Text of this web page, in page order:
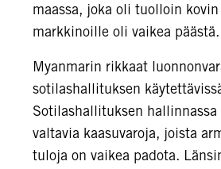
maassa, joka oli tuolloin
markkinoille oli vaikea päästä.
Myanmarin rikkaat
sotilashallituksen
Sotilashallituksen
valtavia kaasuvaroja, joista
tuloja on vaikea padota.